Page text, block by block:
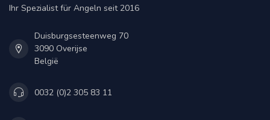
Ihr Spezialist für Angeln seit 2016
Duisburgsesteenweg 70
3090 Overijse
België
0032 (0)2 305 83 11